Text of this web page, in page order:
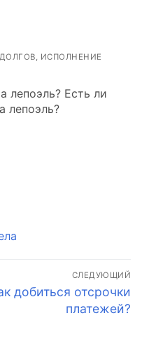
ИСПОЛНЕНИЕ
лепоэль? Есть ли
лепоэль?
СЛЕДУЮЩИЙ
добиться отсрочки
платежей?